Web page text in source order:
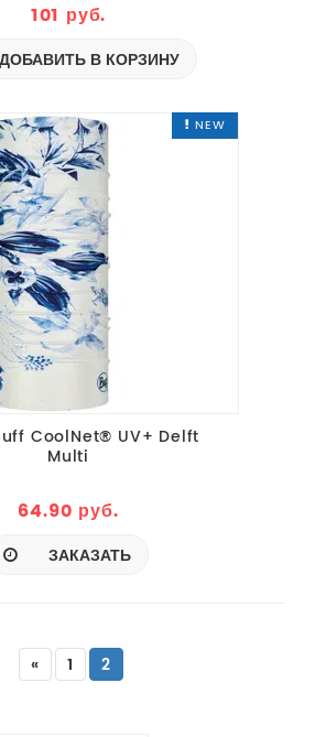
101 руб.
ДОБАВИТЬ В КОРЗИНУ
NEW
CoolNet® UV+ Delft
Multi
64.90 руб.
ЗАКАЗАТЬ
« 1 2